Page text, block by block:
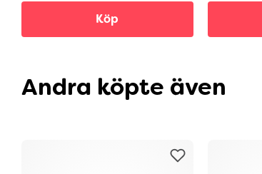
Köp
Andra köpte även